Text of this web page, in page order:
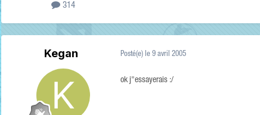
314
Kegan Posté(e) le 9 avril 2005
ok j"essayerais :/